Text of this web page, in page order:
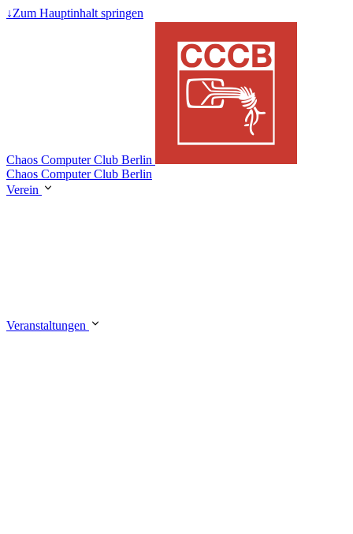
↓Zum Hauptinhalt springen
Chaos Computer Club Berlin
Chaos Computer Club Berlin
Verein
Veranstaltungen